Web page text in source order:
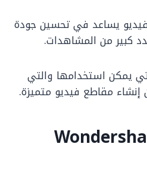
يساعد في تحسين جودة
كبير من المشاهدات.
يمكن استخدامها والتي
مقاطع فيديو متميزة.